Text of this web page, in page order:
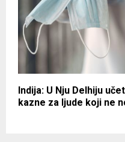
Indija: U Nju Delhiju
kazne za ljude koji ne